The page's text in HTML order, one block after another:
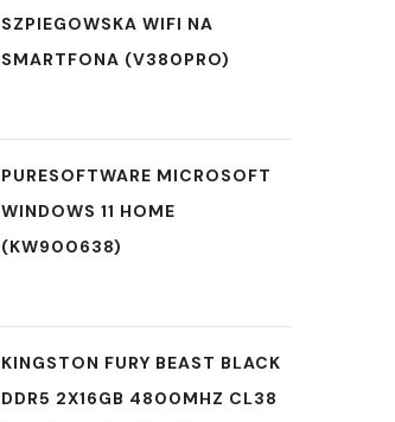
SZPIEGOWSKA WIFI NA
SMARTFONA (V380PRO)
PURESOFTWARE MICROSOFT
WINDOWS 11 HOME
(KW900638)
KINGSTON FURY BEAST BLACK
DDR5 2X16GB 4800MHZ CL38